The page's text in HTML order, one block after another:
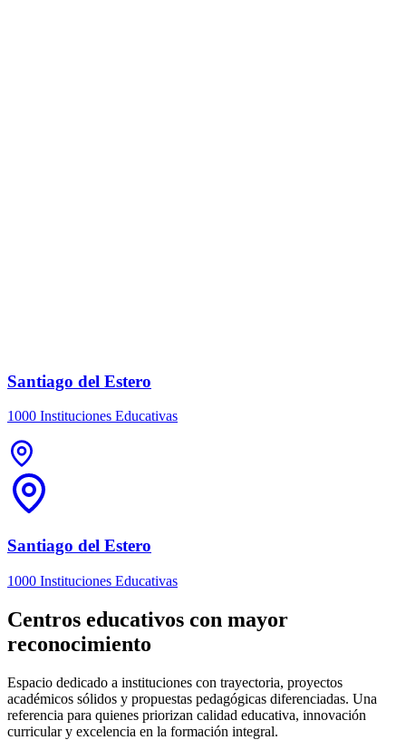
Santiago del Estero
1000 Instituciones Educativas
Santiago del Estero
1000 Instituciones Educativas
Centros educativos con mayor
reconocimiento
Espacio dedicado a instituciones con trayectoria, proyectos
académicos sólidos y propuestas pedagógicas diferenciadas. Una
referencia para quienes priorizan calidad educativa, innovación
curricular y excelencia en la formación integral.